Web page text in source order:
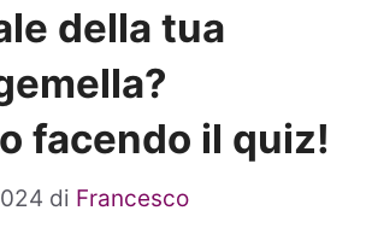
della tua
facendo il quiz!
di Francesco